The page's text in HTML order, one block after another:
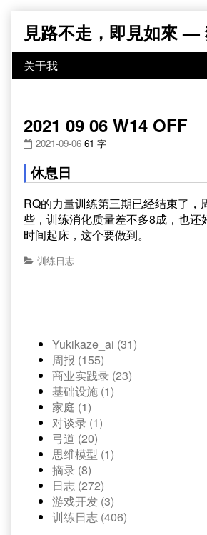
content
見路不走，即見如來 —
2021 09 06 W14 OFF
2021-09-06 61 字
休息日
RQ的力量训练第三期已经结束了，
些，训练消化质量差不多8成，也还
时间起床，这个要做到。
训练日志
Yukikaze_ai (31)
周报 (155)
商业实践录 (23)
基础设施 (1)
家庭 (1)
对谈录 (1)
弓道 (20)
思维模型 (1)
摘录 (8)
日志 (272)
游戏开发 (3)
训练日志 (406)